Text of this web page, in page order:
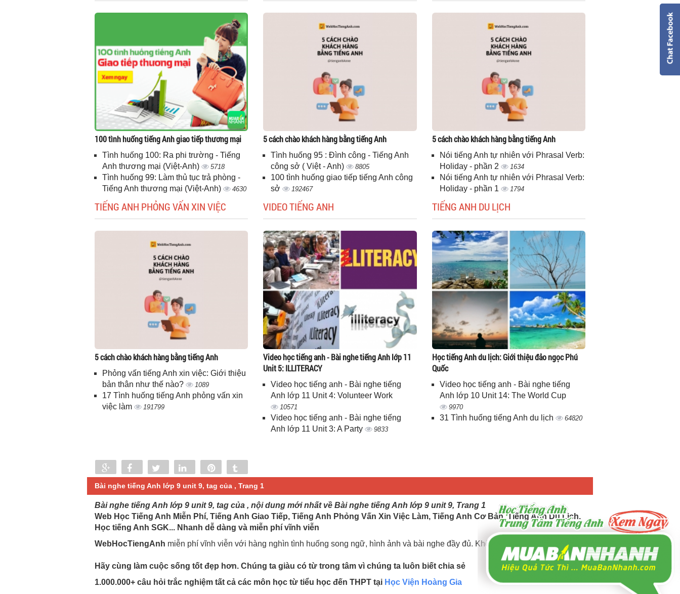
100 tình huống tiếng Anh giao tiếp thương mại
Tình huống 100: Ra phi trường - Tiếng
Anh thương mại (Việt-Anh)
5718
Tình huống 99: Làm thủ tục trả phòng -
Tiếng Anh thương mại (Việt-Anh)
4630
5 cách chào khách hàng bằng tiếng Anh
Tình huống 95 : Đình công - Tiếng Anh
công sở ( Việt - Anh)
8805
100 tình huống giao tiếp tiếng Anh công
sở
192467
5 cách chào khách hàng bằng tiếng Anh
Nói tiếng Anh tự nhiên với Phrasal Verb:
Holiday - phần 2
1634
Nói tiếng Anh tự nhiên với Phrasal Verb:
Holiday - phần 1
1794
TIẾNG ANH PHỎNG VẤN XIN VIỆC
5 cách chào khách hàng bằng tiếng Anh
Phỏng vấn tiếng Anh xin việc: Giới thiệu
bản thân như thế nào?
1089
17 Tình huống tiếng Anh phỏng vấn xin
việc làm
191799
VIDEO TIẾNG ANH
Video học tiếng anh - Bài nghe tiếng Anh lớp 11
Unit 5: ILLITERACY
Video học tiếng anh - Bài nghe tiếng
Anh lớp 11 Unit 4: Volunteer Work
10571
Video học tiếng anh - Bài nghe tiếng
Anh lớp 11 Unit 3: A Party
9833
TIẾNG ANH DU LỊCH
Học tiếng Anh du lịch: Giới thiệu đảo ngọc Phú
Quốc
Video học tiếng anh - Bài nghe tiếng
Anh lớp 10 Unit 14: The World Cup
9970
31 Tình huống tiếng Anh du lịch 64820
Share Share Tweet Share
0
Bài nghe tiếng Anh lớp 9 unit 9, tag của , Trang 1
Bài nghe tiếng Anh lớp 9 unit 9, tag của , nội dung mới nhất về Bài nghe tiếng Anh lớp 9 unit 9, Trang 1
Web Học Tiếng Anh Miễn Phí, Tiếng Anh Giao Tiếp, Tiếng Anh Phỏng Vấn Xin Việc Làm, Tiếng Anh Cơ Bản, Tiếng Anh Du Lịch.
Học tiếng Anh SGK... Nhanh dễ dàng và miễn phí vĩnh viễn
WebHocTiengAnh miễn phí vĩnh viễn với hàng nghìn tình huống song ngữ, hình ảnh và bài nghe đầy đủ. Không ngừng cập nhật mới.
Hãy cùng làm cuộc sống tốt đẹp hơn. Chúng ta giàu có từ trong tâm vì chúng ta luôn biết chia sẻ
1.000.000+ câu hỏi trắc nghiệm tất cả các môn học từ tiểu học đến THPT tại Học Viện Hoàng Gia